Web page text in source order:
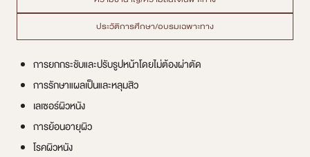
ประวัติการศึกษา/อบรมเฉพาะทาง
การยกกระชับและปรับรูปหน้าโดยไม่ต้องผ่าตัด
การรักษาแผลเป็นและหลุมสิว
เลเซอร์ผิวหนัง
การย้อนอายุผิว
โรคผิวหนัง